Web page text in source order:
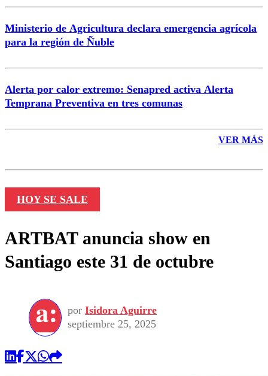
Ministerio de Agricultura declara emergencia agrícola
para la región de Ñuble
Alerta por calor extremo: Senapred activa Alerta
Temprana Preventiva en tres comunas
VER MÁS
HOY SE SALE
ARTBAT anuncia show en
Santiago este 31 de octubre
por Isidora Aguirre
septiembre 25, 2025